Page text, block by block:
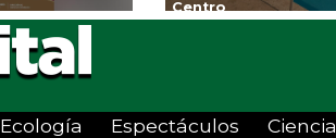
Viva”
Ecología Espectáculos Ciencia